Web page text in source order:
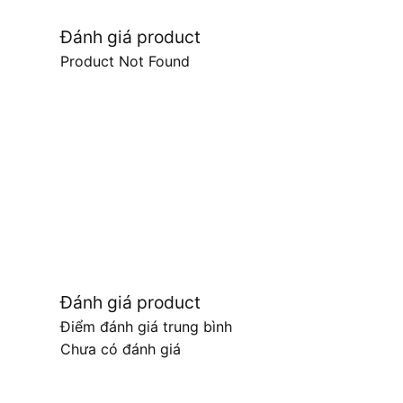
Đánh giá product
Product Not Found
Đánh giá product
Điểm đánh giá trung bình
Chưa có đánh giá